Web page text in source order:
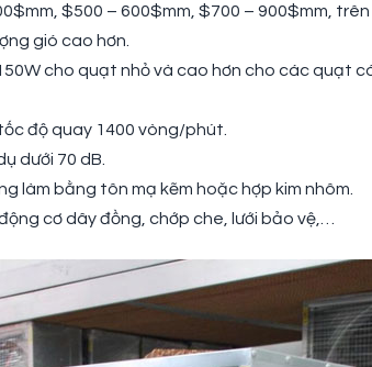
$500 – 600$mm, $700 – 900$mm, trên
gió cao hơn.
cho quạt nhỏ và cao hơn cho các quạt
độ quay 1400 vòng/phút.
dưới 70 dB.
làm bằng tôn mạ kẽm hoặc hợp kim nhôm.
cơ dây đồng, chớp che, lưới bảo vệ,…